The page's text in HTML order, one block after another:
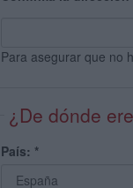
Para asegurar que no
¿De dónde
País: *